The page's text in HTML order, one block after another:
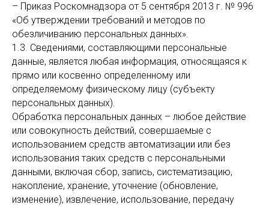
– Приказ Роскомнадзора от 5 сентября 2013 г. № 996
«Об утверждении требований и методов по
обезличиванию персональных данных».
1.3. Сведениями, составляющими персональные
данные, является любая информация, относящаяся к
прямо или косвенно определенному или
определяемому физическому лицу (субъекту
персональных данных).
Обработка персональных данных – любое действие
или совокупность действий, совершаемые с
использованием средств автоматизации или без
использования таких средств с персональными
данными, включая сбор, запись, систематизацию,
накопление, хранение, уточнение (обновление,
изменение), извлечение, использование, передачу